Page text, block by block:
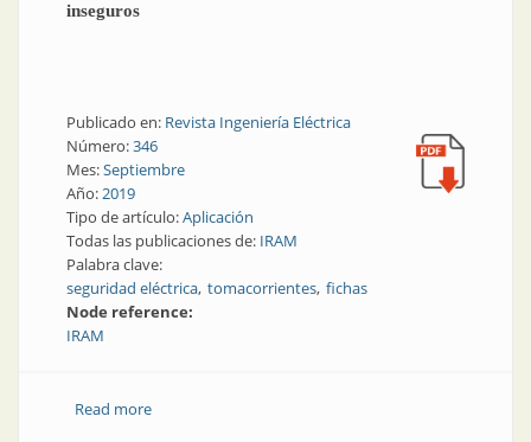
inseguros
Publicado en: Revista Ingeniería Eléctrica
Número:346
Mes:Septiembre
Año:2019
Tipo de artículo:Aplicación
Todas las publicaciones de: IRAM
Palabra clave:
seguridad eléctrica tomacorrientes fichas
Node reference:
IRAM
Read moreabout Seguridad eléctrica | Fichas y tomacorrientes